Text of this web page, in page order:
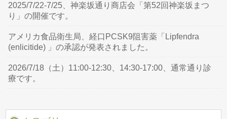
2025/7/22-7/25、神楽坂通り商店会「第52回神楽坂まつ
り」の開催です。
アメリカ食品衛生局、経口PCSK9阻害薬「Lipfendra
(enlicitide) 」の承認が発表されました。
2026/7/18（土）11:00-12:30、14:30-17:00、通常通り診
療です。